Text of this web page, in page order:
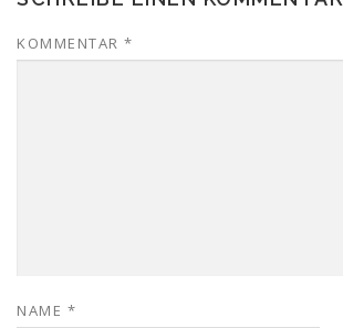
KOMMENTAR *
NAME *